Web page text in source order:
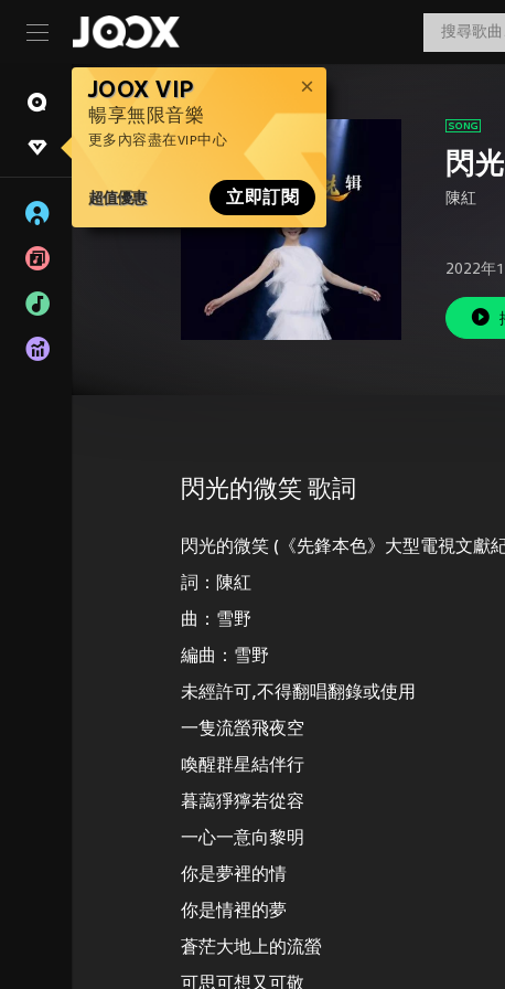
JOOX VIP
暢享無限音樂
更多內容盡在VIP中心
超值優惠 立即訂閱
閃
陳紅
2022年
閃光的微笑 歌詞
閃光的微笑 (《先鋒本色》大型電視文獻
詞：陳紅
曲：雪野
編曲：雪野
未經許可,不得翻唱翻錄或使用
一隻流螢飛夜空
喚醒群星結伴行
暮藹猙獰若從容
一心一意向黎明
你是夢裡的情
你是情裡的夢
蒼茫大地上的流螢
可思可想又可敬